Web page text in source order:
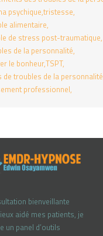
psychique tristesse
alimentaire
de stress post-traumatique
de la personnalité
le bonheurTSPT
de troubles de la personnalité
professionnel
bienveillante
aidé mes patients, je
un panel d’outils